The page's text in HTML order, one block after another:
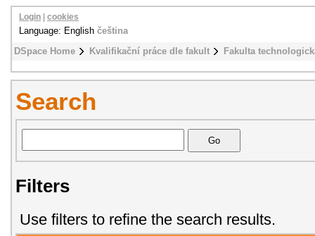
DSpace Home Kvalifikační práce dle fakult Fakulta
Login cookies
Language: English čeština
Search
Filters
Use filters to refine the search results.